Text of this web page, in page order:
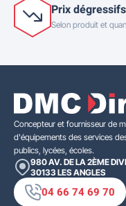
Prix dégressifs
Selon produit et
Concepteur et fournisseur de
d'équipements des services
publics, lycées, écoles.
980 AV. DE LA 2ÈME
30133 LES ANGLES
04 66 74 69 70